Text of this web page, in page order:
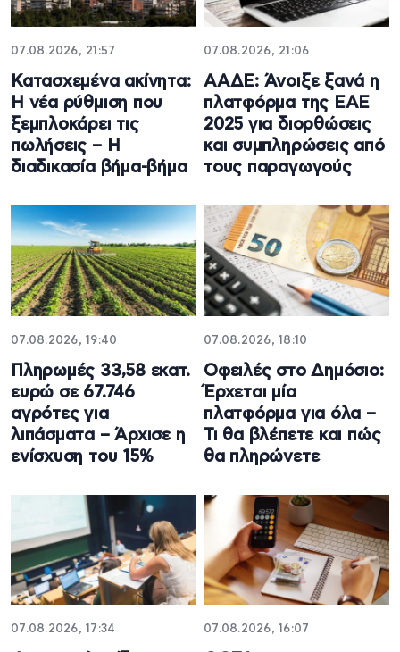
07.08.2026, 21:57
Κατασχεμένα ακίνητα:
Η νέα ρύθμιση που
ξεμπλοκάρει τις
πωλήσεις – Η
διαδικασία βήμα-βήμα
07.08.2026, 21:06
ΑΑΔΕ: Άνοιξε ξανά η
πλατφόρμα της ΕΑΕ
2025 για διορθώσεις
και συμπληρώσεις από
τους παραγωγούς
07.08.2026, 19:40
Πληρωμές 33,58 εκατ.
ευρώ σε 67.746
αγρότες για
λιπάσματα – Άρχισε η
ενίσχυση του 15%
07.08.2026, 18:10
Οφειλές στο Δημόσιο:
Έρχεται μία
πλατφόρμα για όλα –
Τι θα βλέπετε και πώς
θα πληρώνετε
07.08.2026, 17:34 07.08.2026, 16:07